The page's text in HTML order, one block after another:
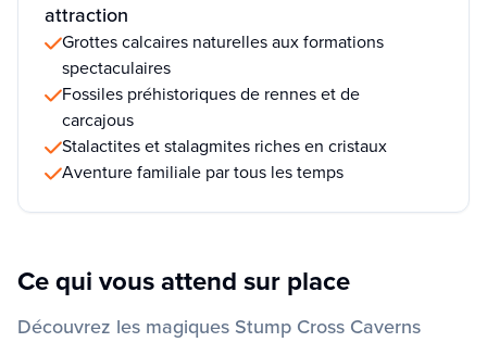
attraction
Grottes calcaires naturelles aux formations
spectaculaires
Fossiles préhistoriques de rennes et de
carcajous
Stalactites et stalagmites riches en cristaux
Aventure familiale par tous les temps
Ce qui vous attend sur place
Découvrez les magiques Stump Cross Caverns